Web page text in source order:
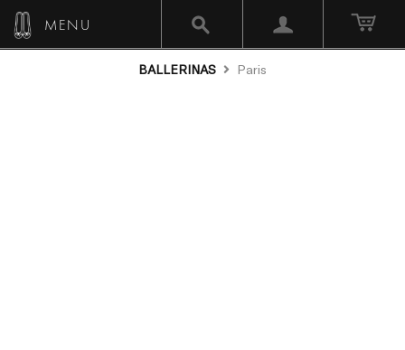
MENU
BALLERINAS Paris